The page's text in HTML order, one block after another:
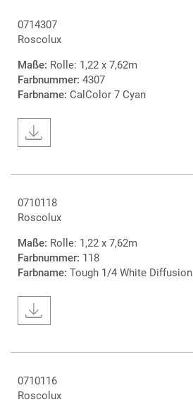
0714307
Roscolux
Maße: Rolle: 1,22 x 7,62m
Farbnummer: 4307
Farbname: CalColor 7 Cyan
0710118
Roscolux
Maße: Rolle: 1,22 x 7,62m
Farbnummer: 118
Farbname: Tough 1/4 White Diffusion
0710116
Roscolux